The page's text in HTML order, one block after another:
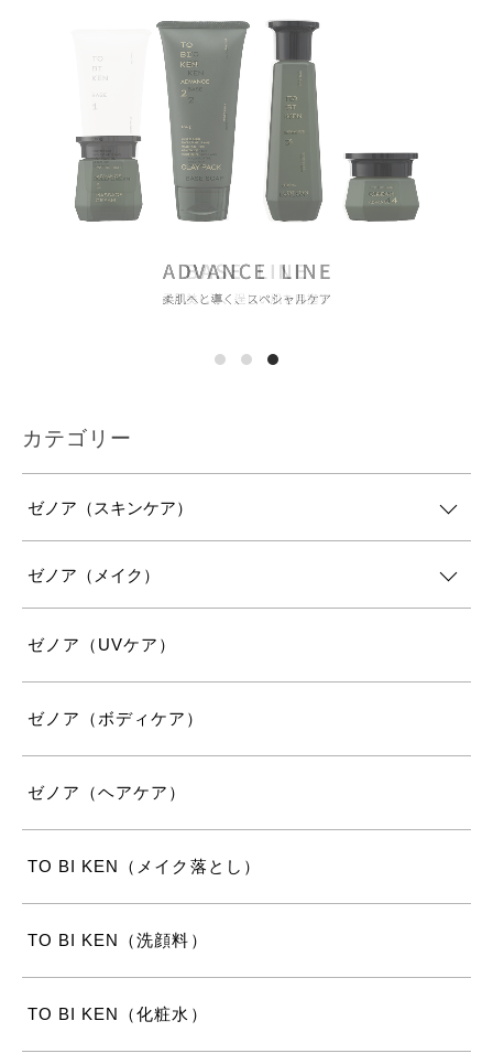
カテゴリー
ゼノア（スキンケア）
ゼノア（メイク）
ゼノア（UVケア）
ゼノア（ボディケア）
ゼノア（ヘアケア）
TO BI KEN（メイク落とし）
TO BI KEN（洗顔料）
TO BI KEN（化粧水）